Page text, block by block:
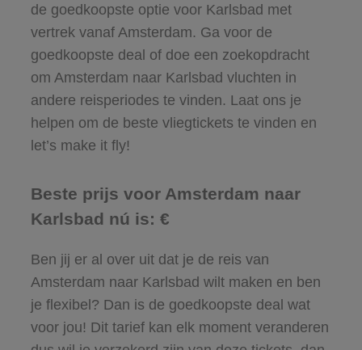
de goedkoopste optie voor Karlsbad met
vertrek vanaf Amsterdam. Ga voor de
goedkoopste deal of doe een zoekopdracht
om Amsterdam naar Karlsbad vluchten in
andere reisperiodes te vinden. Laat ons je
helpen om de beste vliegtickets te vinden en
let’s make it fly!
Beste prijs voor Amsterdam naar
Karlsbad nú is: €
Ben jij er al over uit dat je de reis van
Amsterdam naar Karlsbad wilt maken en ben
je flexibel? Dan is de goedkoopste deal wat
voor jou! Dit tarief kan elk moment veranderen